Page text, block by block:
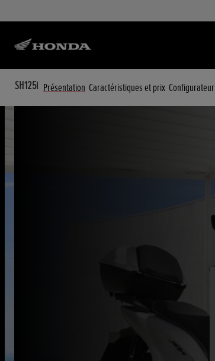
SH125i Présentation Caractéristiques et prix Configurateur